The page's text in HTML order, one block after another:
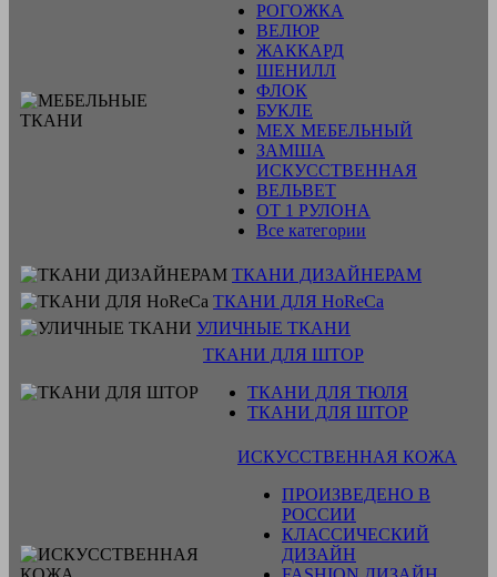
РОГОЖКА
ВЕЛЮР
ЖАККАРД
ШЕНИЛЛ
ФЛОК
БУКЛЕ
МЕХ МЕБЕЛЬНЫЙ
ЗАМША
ИСКУССТВЕННАЯ
ВЕЛЬВЕТ
ОТ 1 РУЛОНА
Все категории
ТКАНИ ДИЗАЙНЕРАМ
ТКАНИ ДЛЯ HoReCa
УЛИЧНЫЕ ТКАНИ
ТКАНИ ДЛЯ ШТОР
ТКАНИ ДЛЯ ТЮЛЯ
ТКАНИ ДЛЯ ШТОР
ИСКУССТВЕННАЯ КОЖА
ПРОИЗВЕДЕНО В
РОССИИ
КЛАССИЧЕСКИЙ
ДИЗАЙН